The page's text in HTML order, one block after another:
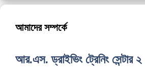
আমাদের সম্পর্কে
আর.এস. ড্রাইভিং ট্রেনিং সেন্টার ২